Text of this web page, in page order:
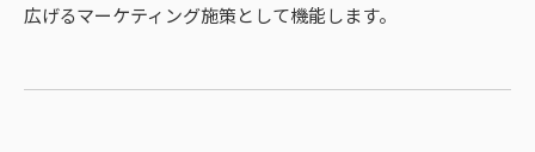
広げるマーケティング施策として機能します。